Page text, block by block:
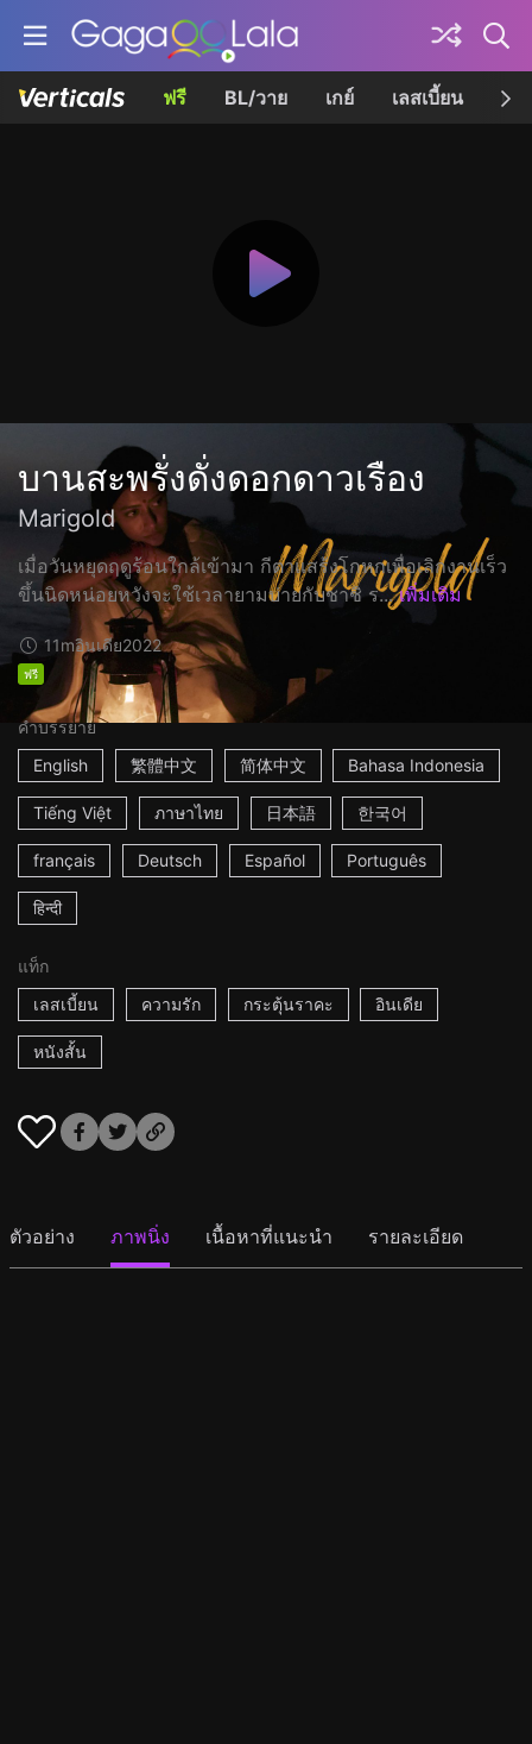
ฟรี BL/วาย เกย์ เลสเบี้ยน เค
บานสะพรั่งดั่งดอกดาวเรือง
Marigold
เมื่อวันหยุดฤดูร้อนใกล้เข้ามา กีตาแสร้งโกหกเพื่อเลิกงานเร็ว
ขึ้นนิดหน่อยหวังจะใช้เวลายามบ่ายกับชาชิ ร... เพิ่มเติม
11mอินเดีย2022
ฟรี
คำบรรยาย
English
繁體中文 简体中文 Bahasa Indonesia
Tiếng Việt ภาษาไทย 日本語 한국어
français Deutsch Español Português
हिन्दी
แท็ก
เลสเบี้ยน
ความรัก กระตุ้นราคะ อินเดีย
หนังสั้น
ตัวอย่าง ภาพนิ่ง เนื้อหาที่แนะนำ รายละเอียด